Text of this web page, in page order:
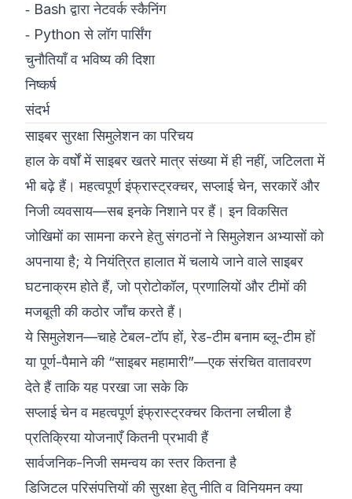
‑ Bash द्वारा नेटवर्क स्कैनिंग
‑ Python से लॉग पार्सिंग
चुनौतियाँ व भविष्य की दिशा
निष्कर्ष
संदर्भ
साइबर सुरक्षा सिमुलेशन का परिचय
हाल के वर्षों में साइबर खतरे मात्र संख्या में ही नहीं, जटिलता में
भी बढ़े हैं। महत्वपूर्ण इंफ्रास्ट्रक्चर, सप्लाई चेन, सरकारें और
निजी व्यवसाय—सब इनके निशाने पर हैं। इन विकसित
जोखिमों का सामना करने हेतु संगठनों ने सिमुलेशन अभ्यासों को
अपनाया है; ये नियंत्रित हालात में चलाये जाने वाले साइबर
घटनाक्रम होते हैं, जो प्रोटोकॉल, प्रणालियों और टीमों की
मजबूती की कठोर जाँच करते हैं।
ये सिमुलेशन—चाहे टेबल-टॉप हों, रेड-टीम बनाम ब्लू-टीम हों
या पूर्ण-पैमाने की “साइबर महामारी”—एक संरचित वातावरण
देते हैं ताकि यह परखा जा सके कि
सप्लाई चेन व महत्वपूर्ण इंफ्रास्ट्रक्चर कितना लचीला है
प्रतिक्रिया योजनाएँ कितनी प्रभावी हैं
सार्वजनिक-निजी समन्वय का स्तर कितना है
डिजिटल परिसंपत्तियों की सुरक्षा हेतु नीति व विनियमन क्या